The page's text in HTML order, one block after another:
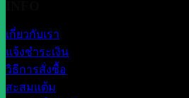
เกี่ยวกับเรา
แจ้งชำระเงิน
วิธีการสั่งซื้อ
สะสมแต้ม